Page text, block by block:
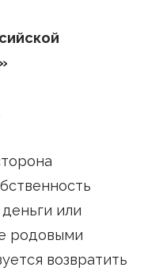
или
родовыми
возвратить